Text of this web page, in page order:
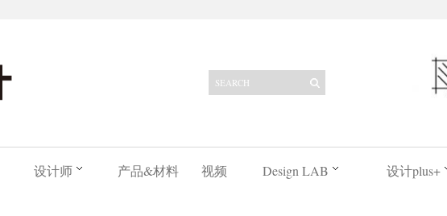
设计师 产品&材料 视频 Design LAB 设计plus+